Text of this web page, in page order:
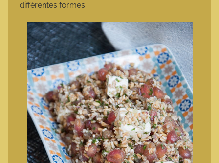
différentes formes.